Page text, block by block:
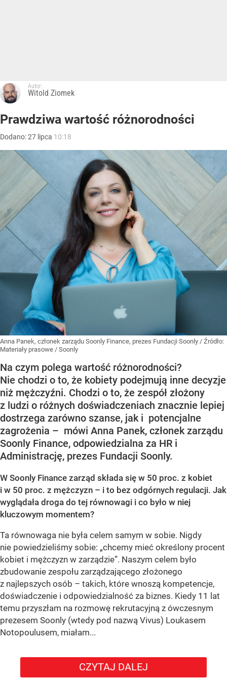
Autor:
Witold Ziomek
Prawdziwa wartość różnorodności
Dodano:27 lipca 10:18
Anna Panek, członek zarządu Soonly Finance, prezes Fundacji Soonly / Źródło:
Materiały prasowe / Soonly
Na czym polega wartość różnorodności?
Nie chodzi o to, że kobiety podejmują inne decyzje
niż mężczyźni. Chodzi o to, że zespół złożony
z ludzi o różnych doświadczeniach znacznie lepiej
dostrzega zarówno szanse, jak i potencjalne
zagrożenia – mówi Anna Panek, członek zarządu
Soonly Finance, odpowiedzialna za HR i
Administrację, prezes Fundacji Soonly.
W Soonly Finance zarząd składa się w 50 proc. z kobiet
i w 50 proc. z mężczyzn – i to bez odgórnych regulacji. Jak
wyglądała droga do tej równowagi i co było w niej
kluczowym momentem?
Ta równowaga nie była celem samym w sobie. Nigdy
nie powiedzieliśmy sobie: „chcemy mieć określony procent
kobiet i mężczyzn w zarządzie”. Naszym celem było
zbudowanie zespołu zarządzającego złożonego
z najlepszych osób – takich, które wnoszą kompetencje,
doświadczenie i odpowiedzialność za biznes. Kiedy 11 lat
temu przyszłam na rozmowę rekrutacyjną z ówczesnym
prezesem Soonly (wtedy pod nazwą Vivus) Loukasem
Notopoulusem, miałam...
CZYTAJ DALEJ